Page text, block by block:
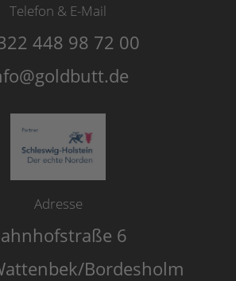
Telefon & E-Mail
448 98 72 00
Adresse
6
Bordesholm